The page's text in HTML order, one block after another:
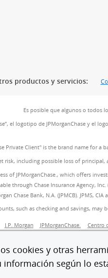
cookies y otras
información según lo
productos y servicios:
Es posible que algunos o todos
el logotipo de JPMorganChase y el
Private Client" is the brand name for a
risk, including possible loss of
of JPMorganChase., which offers
through Chase Insurance Agency,
Chase Bank, N.A. (JPMCB). JPMS,
such as checking and savings, may
J.P. Morgan (Se abre en superposición)
JPMorganChase. (Se abre en
Centro